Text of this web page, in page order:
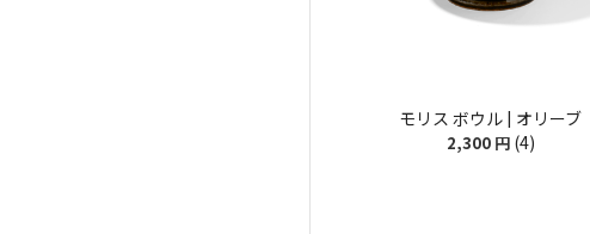
モリス ボウル | オリーブ
2,300 円 (4)